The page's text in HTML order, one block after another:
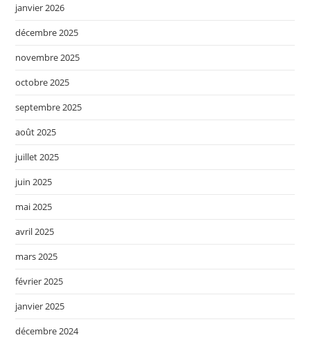
janvier 2026
décembre 2025
novembre 2025
octobre 2025
septembre 2025
août 2025
juillet 2025
juin 2025
mai 2025
avril 2025
mars 2025
février 2025
janvier 2025
décembre 2024